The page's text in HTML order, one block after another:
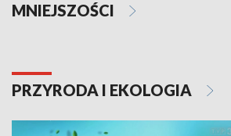
MNIEJSZOŚCI
PRZYRODA I EKOLOGIA